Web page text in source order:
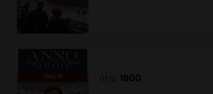
아노 1800